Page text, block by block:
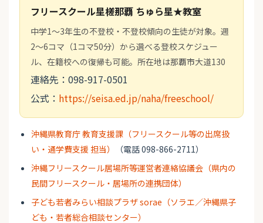
フリースクール星槎那覇 ちゅら星★教室
中学1～3年生の不登校・不登校傾向の生徒が対象。週
2～6コマ（1コマ50分）から選べる登校スケジュー
ル、在籍校への復帰も可能。所在地は那覇市大道130
連絡先：098-917-0501
公式： https://seisa.ed.jp/naha/freeschool/
沖縄県教育庁 教育支援課（フリースクール等の出席扱
い・通学費支援 担当）
（電話 098-866-2711）
沖縄フリースクール居場所等運営者連絡協議会（県内の
民間フリースクール・居場所の連携団体）
子ども若者みらい相談プラザ sorae（ソラエ／沖縄県子
ども・若者総合相談センター）